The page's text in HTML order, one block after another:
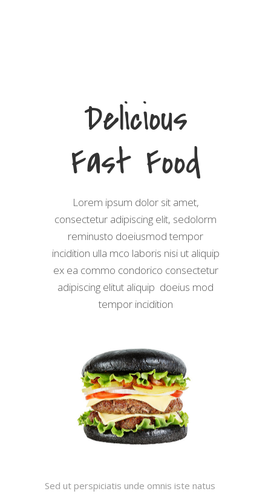
Delicious
Fast Food
Lorem ipsum dolor sit amet,
consectetur adipiscing elit, sedolorm
reminusto doeiusmod tempor
incidition ulla mco laboris nisi ut aliquip
ex ea commo condorico consectetur
adipiscing elitut aliquip doeius mod
tempor incidition
Sed ut perspiciatis unde omnis iste natus